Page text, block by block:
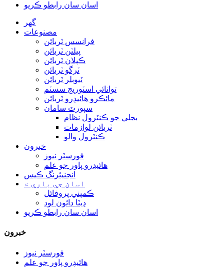
اسان سان رابطو ڪريو
گھر
مصنوعات
فرانسس ٽربائن
پيلٽن ٽربائن
ڪپلان ٽربائن
ٽرگو ٽربائن
ٽيوبلر ٽربائن
توانائي اسٽوريج سسٽم
مائڪرو هائيڊرو ٽربائن
سپورٽ سامان
بجلي جو ڪنٽرول نظام
ٽربائن لوازمات
ڪنٽرول والو
خبرون
فورسٽر نيوز
هائيڊرو پاور جو علم
انجنيئرنگ ڪيس
اسان جي باري ۾
ڪمپني پروفائل
ڊيٽا ڊائون لوڊ
اسان سان رابطو ڪريو
خبرون
فورسٽر نيوز
هائيڊرو پاور جو علم